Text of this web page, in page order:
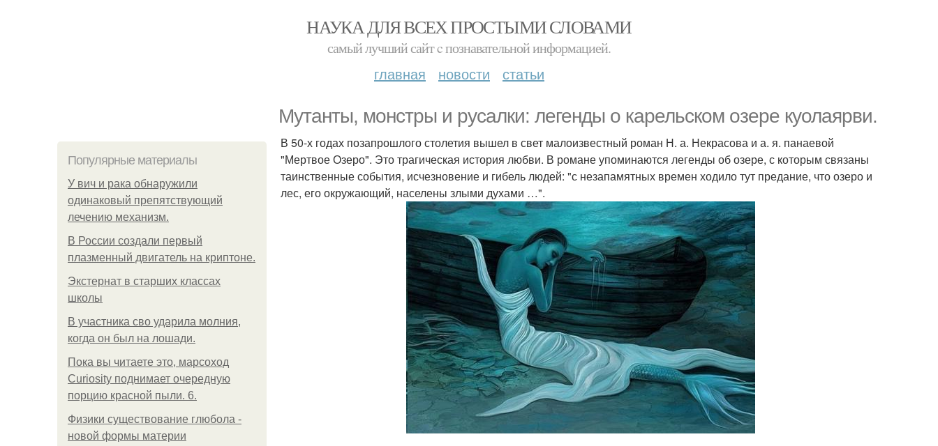
НАУКА ДЛЯ ВСЕХ ПРОСТЫМИ СЛОВАМИ
самый лучший сайт c познавательной информацией.
главная новости статьи
Мутанты, монстры и русалки: легенды о карельском озере куолаярви.
Популярные материалы
У вич и рака обнаружили
одинаковый препятствующий
лечению механизм.
В России создали первый
плазменный двигатель на криптоне.
Экстернат в старших классах
школы
В участника сво ударила молния,
когда он был на лошади.
Пока вы читаете это, марсоход
Curiosity поднимает очередную
порцию красной пыли. 6.
Физики существование глюбола -
новой формы материи
В 50-х годах позапрошлого столетия вышел в свет малоизвестный роман Н. а. Некрасова и а. я. панаевой
"Мертвое Озеро". Это трагическая история любви. В романе упоминаются легенды об озере, с которым связаны
таинственные события, исчезновение и гибель людей: "с незапамятных времен ходило тут предание, что озеро и
лес, его окружающий, населены злыми духами …".